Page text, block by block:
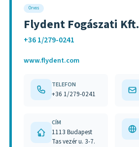
Orvos
Flydent Fogászati Kft.
+36 1/279-0241
www.flydent.com
TELEFON
+36 1/279-0241
CÍM
1113 Budapest
Tas vezér u. 3-7.